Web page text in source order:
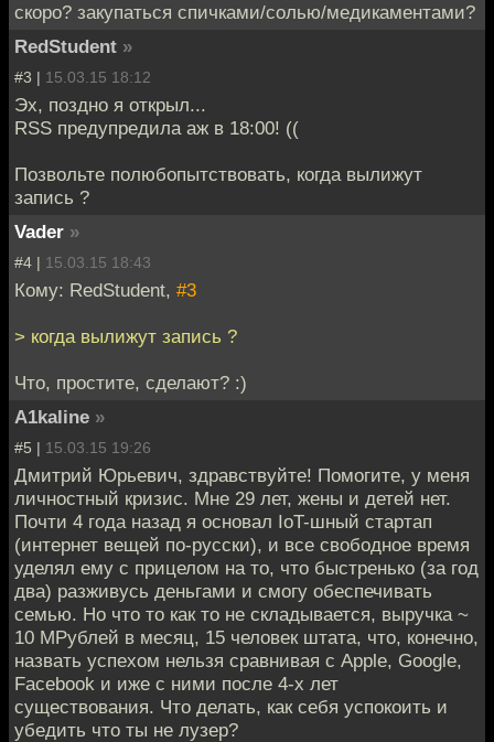
скоро? закупаться спичками/солью/медикаментами?
RedStudent »
#3 | 15.03.15 18:12
Эх, поздно я открыл...
RSS предупредила аж в 18:00! ((
Позвольте полюбопытствовать, когда вылижут
запись ?
Vader »
#4 | 15.03.15 18:43
Кому: RedStudent, #3
> когда вылижут запись ?
Что, простите, сделают? :)
A1kaline »
#5 | 15.03.15 19:26
Дмитрий Юрьевич, здравствуйте! Помогите, у меня
личностный кризис. Мне 29 лет, жены и детей нет.
Почти 4 года назад я основал IoT-шный стартап
(интернет вещей по-русски), и все свободное время
уделял ему с прицелом на то, что быстренько (за год
два) разживусь деньгами и смогу обеспечивать
семью. Но что то как то не складывается, выручка ~
10 МРублей в месяц, 15 человек штата, что, конечно,
назвать успехом нельзя сравнивая с Apple, Google,
Facebook и иже с ними после 4-х лет
существования. Что делать, как себя успокоить и
убедить что ты не лузер?